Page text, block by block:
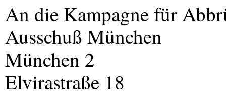
An die Kampagne für
Ausschuß München
München 2
Elvirastraße 18